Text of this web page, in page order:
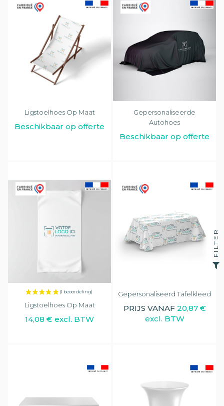
Ligstoelhoes Op Maat
Beschikbaar op offerte
Gepersonaliseerde
Autohoes
Beschikbaar op offerte
Ligstoelhoes Op Maat
14,08 € excl. BTW
Gepersonaliseerd Tafelkleed
PRIJS VANAF 20,87 €
excl. BTW
FILTER